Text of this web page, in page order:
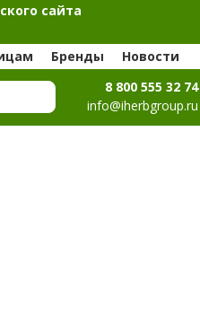
сайта
Бренды Новости
8 800 555 32 74
info@iherbgroup.ru